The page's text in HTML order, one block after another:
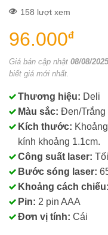
158 lượt xem
96.000đ
Giá bán cập nhật 08/08/2025
biết giá mới nhất.
Thương hiệu: Deli
Màu sắc: Đen/Trắng
Kích thước:
kính khoảng 1.1cm.
Công suất laser:
Bước sóng laser:
Khoảng cách chiếu:
Pin: 2 pin AAA
Đơn vị tính: Cái